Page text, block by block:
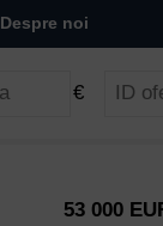
Despre noi
€
53 000